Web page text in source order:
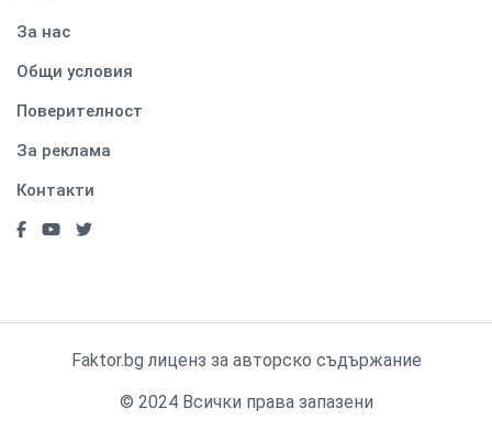
За нас
Общи условия
Поверителност
За реклама
Контакти
Faktor.bg лиценз за авторско съдържание
© 2024 Всички права запазени